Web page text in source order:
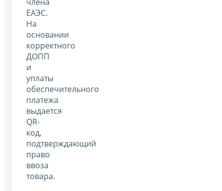
ЕАЭС.
На
основании
корректного
ДОПП
и
уплаты
обеспечительного
платежа
выдается
QR-
код,
подтверждающий
право
ввоза
товара.